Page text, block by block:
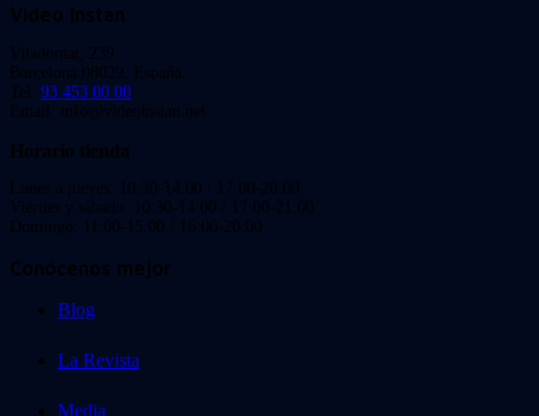
Video Instan
Viladomat, 239
Barcelona 08029. España.
Tel: 93 453 00 00
Email: info@videoinstan.net
Horario tienda
Lunes a jueves: 10:30-14:00 / 17:00-20:00
Viernes y sábado: 10:30-14:00 / 17:00-21:00
Domingo: 11:00-15:00 / 16:00-20:00
Conócenos mejor
Blog
La Revista
Media